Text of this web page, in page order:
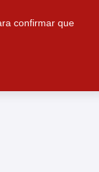
confirmar que